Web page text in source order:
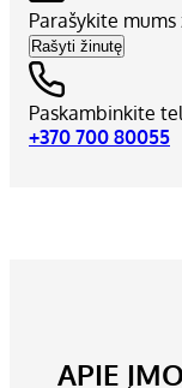
Parašykite mums
Rašyti žinutę
Paskambinkite
+370 700 80055
APIE